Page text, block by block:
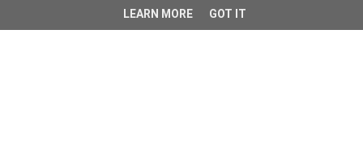
LEARN MORE GOT IT